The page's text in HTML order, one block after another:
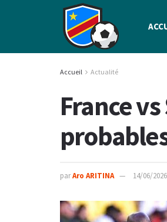
Accueil Actualité
France
parAro ARITINA 14/06/2026